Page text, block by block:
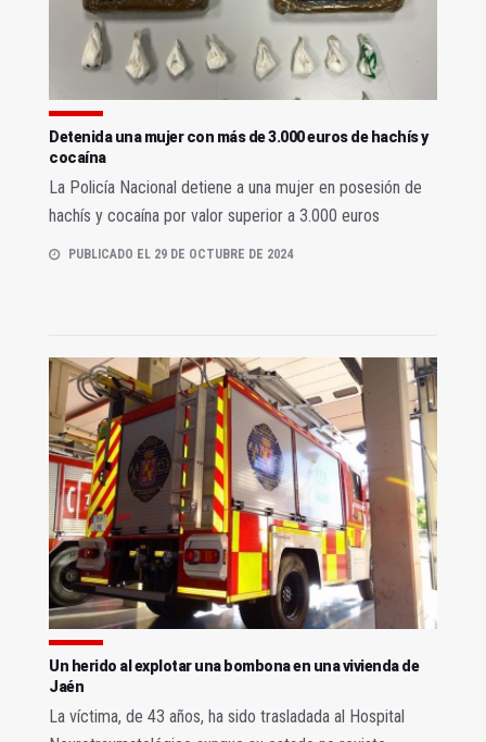
Detenida una mujer con más de 3.000 euros de hachís y
cocaína
La Policía Nacional detiene a una mujer en posesión de
hachís y cocaína por valor superior a 3.000 euros
PUBLICADO EL 29 DE OCTUBRE DE 2024
Un herido al explotar una bombona en una vivienda de
Jaén
La víctima, de 43 años, ha sido trasladada al Hospital